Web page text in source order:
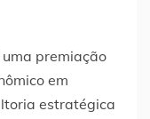
uma premiação
em
estratégica